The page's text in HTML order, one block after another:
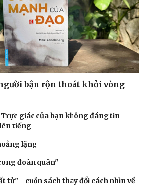
bận rộn thoát khỏi vòng
giác của bạn không đáng tin
tiếng
lặng
đoàn quân"
tử" - cuốn sách thay đổi cách nhìn về